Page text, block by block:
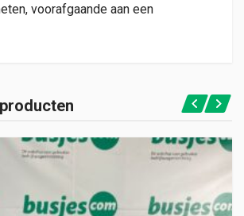
voorafgaande aan een